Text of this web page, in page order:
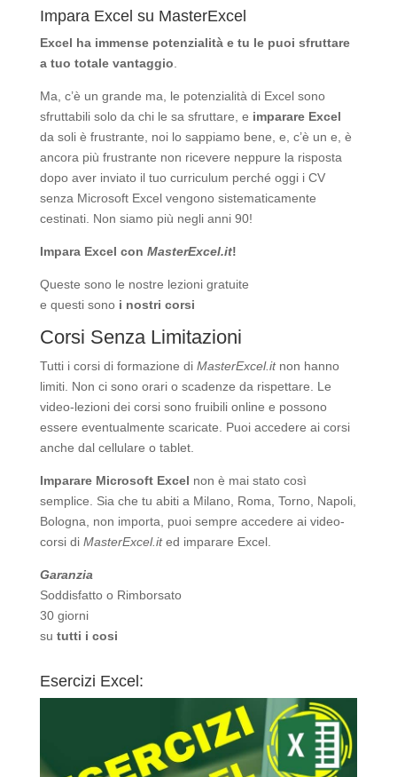
Impara Excel su MasterExcel
Excel ha immense potenzialità e tu le puoi sfruttare
a tuo totale vantaggio.
Ma, c’è un grande ma, le potenzialità di Excel sono
sfruttabili solo da chi le sa sfruttare, e imparare Excel
da soli è frustrante, noi lo sappiamo bene, e, c’è un e, è
ancora più frustrante non ricevere neppure la risposta
dopo aver inviato il tuo curriculum perché oggi i CV
senza Microsoft Excel vengono sistematicamente
cestinati. Non siamo più negli anni 90!
Impara Excel con MasterExcel.it!
Queste sono le nostre lezioni gratuite
e questi sono i nostri corsi
Corsi Senza Limitazioni
Tutti i corsi di formazione di MasterExcel.itnon hanno
limiti. Non ci sono orari o scadenze da rispettare. Le
video-lezioni dei corsi sono fruibili online e possono
essere eventualmente scaricate. Puoi accedere ai corsi
anche dal cellulare o tablet.
Imparare Microsoft Excel non è mai stato così
semplice. Sia che tu abiti a Milano, Roma, Torno, Napoli,
Bologna, non importa, puoi sempre accedere ai video-
corsi di MasterExcel.ited imparare Excel.
Garanzia
Soddisfatto o Rimborsato
30 giorni
su tutti i cosi
Esercizi Excel: